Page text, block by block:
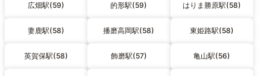
広畑駅(59) 的形駅(59) はりま勝原駅(58)
妻鹿駅(58) 播磨高岡駅(58) 東姫路駅(58)
英賀保駅(58) 飾磨駅(57) 亀山駅(56)